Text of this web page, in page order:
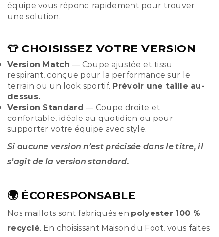
équipe vous répond rapidement pour trouver
une solution.
👕 CHOISISSEZ VOTRE VERSION
Version Match — Coupe ajustée et tissu
respirant, conçue pour la performance sur le
terrain ou un look sportif. Prévoir une taille au-
dessus.
Version Standard — Coupe droite et
confortable, idéale au quotidien ou pour
supporter votre équipe avec style.
Si aucune version n’est précisée dans le titre, il
s’agit de la version standard.
🌍 ÉCORESPONSABLE
Nos maillots sont fabriqués en polyester 100 %
recyclé. En choisissant Maison du Foot, vous faites